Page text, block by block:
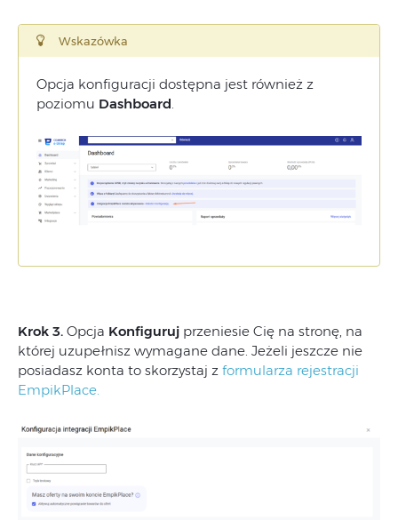
Wskazówka
Opcja konfiguracji dostępna jest również z
poziomu Dashboard.
Krok 3. Opcja Konfiguruj przeniesie Cię na stronę, na
której uzupełnisz wymagane dane. Jeżeli jeszcze nie
posiadasz konta to skorzystaj z formularza rejestracji
EmpikPlace.